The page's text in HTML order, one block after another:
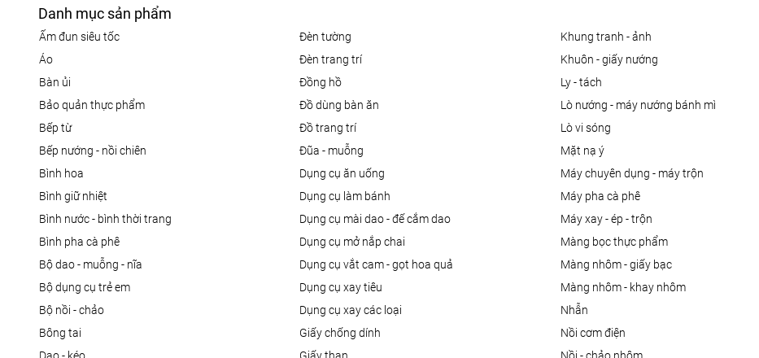
Danh mục sản phẩm
ấm đun siêu tốc
áo
bàn ủi
bảo quản thực phẩm
bếp từ
bếp nướng - nồi chiên
bình hoa
bình giữ nhiệt
bình nước - bình thời trang
bình pha cà phê
bộ dao - muỗng - nĩa
bộ dụng cụ trẻ em
bộ nồi - chảo
bông tai
đèn tường
đèn trang trí
đồng hồ
đồ dùng bàn ăn
đồ trang trí
đũa - muỗng
dụng cụ ăn uống
dụng cụ làm bánh
dụng cụ mài dao - đế cắm dao
dụng cụ mở nắp chai
dụng cụ vắt cam - gọt hoa quả
dụng cụ xay tiêu
dụng cụ xay các loại
giấy chống dính
khung tranh - ảnh
khuôn - giấy nướng
ly - tách
lò nướng - máy nướng bánh mì
lò vi sóng
mặt nạ ý
máy chuyên dụng - máy trộn
máy pha cà phê
máy xay - ép - trộn
màng bọc thực phẩm
màng nhôm - giấy bạc
màng nhôm - khay nhôm
nhẫn
nồi cơm điện